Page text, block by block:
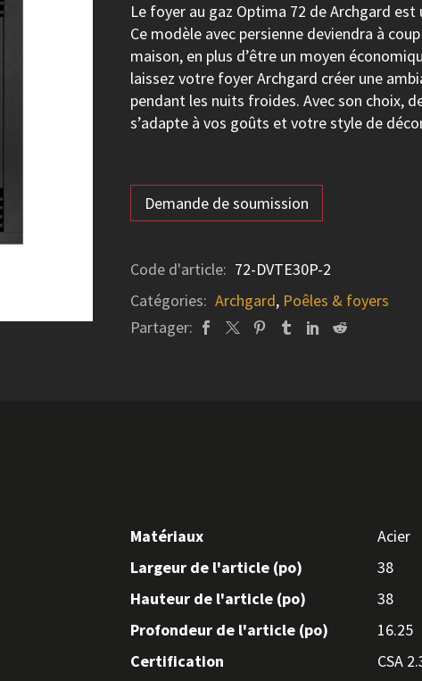
Le foyer au gaz Optima 72 de Archgard
Ce modèle avec persienne deviendra à
maison, en plus d’être un moyen
laissez votre foyer Archgard créer une
pendant les nuits froides. Avec son choix,
s’adapte à vos goûts et votre style de
Demande de soumission
Code d'article: 72-DVTE30P-2
Catégories: Archgard, Poêles & foyers
Partager:
Matériaux
Acier
Largeur de l'article (po)
38
Hauteur de l'article (po)
38
Profondeur de l'article (po)
16.25
Certification
CSA